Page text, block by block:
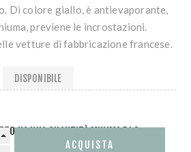
Di colore giallo, è antievaporante,
previene le incrostazioni.
vetture di fabbricazione francese.
DISPONIBILE
HA UNA QUANTITÀ MINIMA DI 2